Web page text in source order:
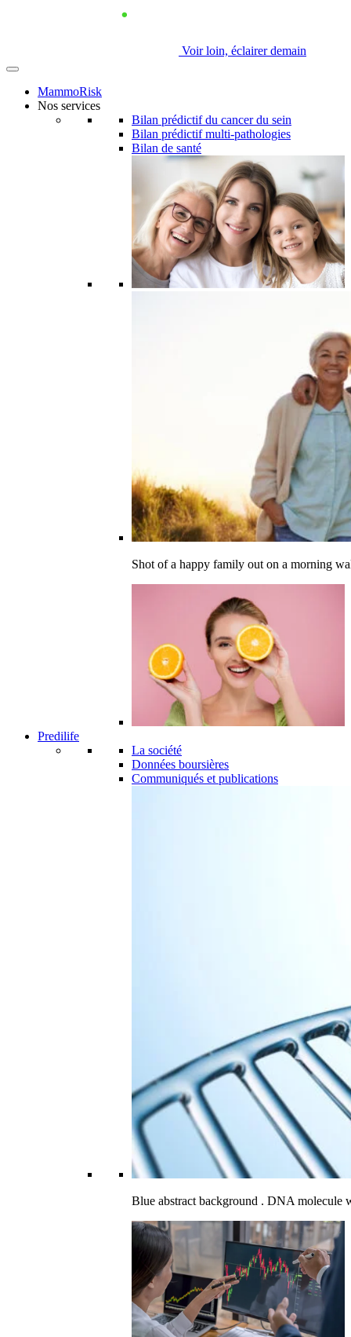
Voir loin, éclairer demain
MammoRisk
Nos services
Bilan prédictif du cancer du sein
Bilan prédictif multi-pathologies
Bilan de santé
Shot of a happy family out on a morning
Predilife
La société
Données boursières
Communiqués et publications
Blue abstract background . DNA molecule